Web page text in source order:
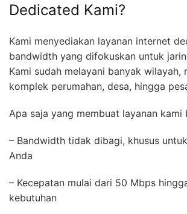
Dedicated Kami?
Kami menyediakan layanan internet
bandwidth yang difokuskan untuk
Kami sudah melayani banyak wilayah,
komplek perumahan, desa, hingga
Apa saja yang membuat layanan kami
– Bandwidth tidak dibagi, khusus
Anda
– Kecepatan mulai dari 50 Mbps
kebutuhan